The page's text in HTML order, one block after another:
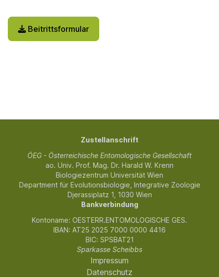
Beitrittsformular
Zustellanschrift
ÖEG - Österreichische Entomologische Gesellschaft
ao. Univ. Prof. Mag. Dr. Harald W. Krenn
Biologiezentrum Universität Wien
Department für Evolutionsbiologie, Integrative Zoologie
Djerassiplatz 1, 1030 Wien
Bankverbindung
Kontoname: OESTERR.ENTOMOLOGISCHE GES.
IBAN: AT25 2025 7000 0000 4416
BIC: SPSBAT21
Sparkasse Scheibbs
Impressum
Datenschutz